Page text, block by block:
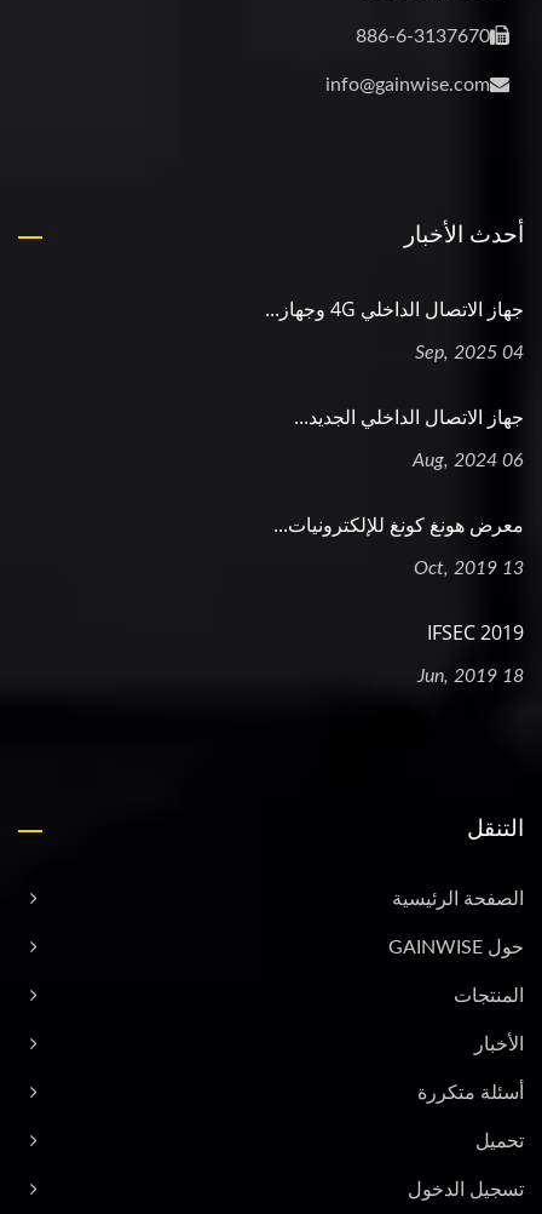
886-6-3137670
info@gainwise.com
أحدث الأخبار
جهاز الاتصال الداخلي 4G وجهاز...
04 Sep, 2025
جهاز الاتصال الداخلي الجديد...
06 Aug, 2024
معرض هونغ كونغ للإلكترونيات...
13 Oct, 2019
2019 IFSEC
18 Jun, 2019
التنقل
الصفحة الرئيسية
حول GAINWISE
المنتجات
الأخبار
أسئلة متكررة
تحميل
تسجيل الدخول